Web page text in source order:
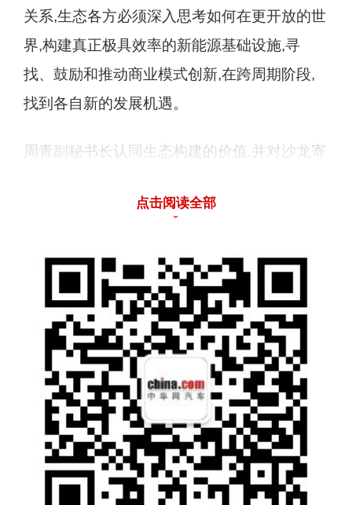
关系,生态各方必须深入思考如何在更开放的世
界,构建真正极具效率的新能源基础设施,寻
找、鼓励和推动商业模式创新,在跨周期阶段,
找到各自新的发展机遇。
周青副秘书长认同生态构建的价值,并对沙龙寄
投资人、金融机构一一请到,就是希望走出来,
合作。”
此次沙龙也是9月8日,重庆市发布《重庆市建设
世界级智能网联新能源汽车产业集群发展规划
(2022-2030年)》后,围绕基础设施建设及服务
行动计划所展开的先导行动。
点击阅读全部